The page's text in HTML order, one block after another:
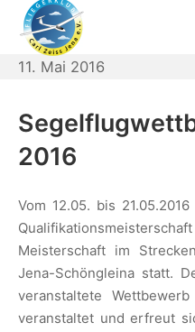
Zum
Inhalt
springen
Fliegerklub
11. Mai 2016
2016
Vom 12.05. bis
Meisterschaft im
Jena-Schöngleina statt.
veranstaltete
veranstaltet und erfreut